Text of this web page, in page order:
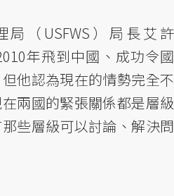
（USFWS）局長艾許
年飛到中國、成功令國
他認為現在的情勢完全不
兩國的緊張關係都是層級
些層級可以討論、解決問